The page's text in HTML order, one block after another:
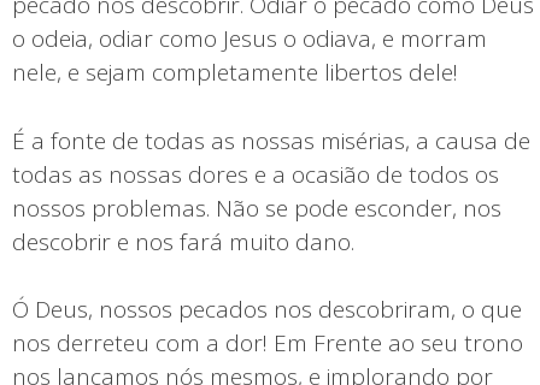
o odeia, odiar como Jesus o odiava, e morram
nele, e sejam completamente libertos dele!
É a fonte de todas as nossas misérias, a causa de
todas as nossas dores e a ocasião de todos os
nossos problemas. Não se pode esconder, nos
descobrir e nos fará muito dano.
Ó Deus, nossos pecados nos descobriram, o que
nos derreteu com a dor! Em Frente ao seu trono
nos lançamos nós mesmos, e implorando por